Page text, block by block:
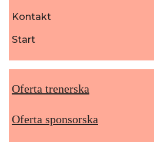
Kontakt
Start
Oferta trenerska
Oferta sponsorska